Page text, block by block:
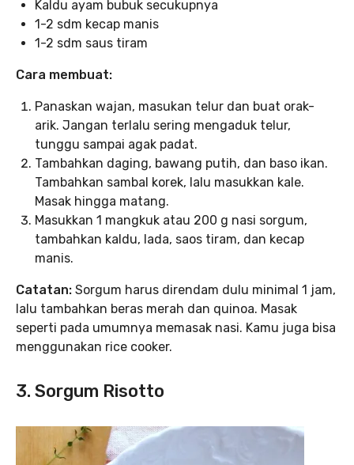
Kaldu ayam bubuk secukupnya
1-2 sdm kecap manis
1-2 sdm saus tiram
Cara membuat:
Panaskan wajan, masukan telur dan buat orak-
arik. Jangan terlalu sering mengaduk telur,
tunggu sampai agak padat.
Tambahkan daging, bawang putih, dan baso ikan.
Tambahkan sambal korek, lalu masukkan kale.
Masak hingga matang.
Masukkan 1 mangkuk atau 200 g nasi sorgum,
tambahkan kaldu, lada, saos tiram, dan kecap
manis.
Catatan: Sorgum harus direndam dulu minimal 1 jam,
lalu tambahkan beras merah dan quinoa. Masak
seperti pada umumnya memasak nasi. Kamu juga bisa
menggunakan rice cooker.
3. Sorgum Risotto